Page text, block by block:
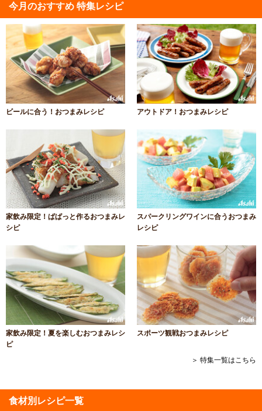
今月のおすすめ 特集レシピ
ビールに合う！おつまみレシピ アウトドア！おつまみレシピ
家飲み限定！ぱぱっと作るおつまみレ
シピ
スパークリングワインに合うおつまみ
レシピ
家飲み限定！夏を楽しむおつまみレシ
ピ
スポーツ観戦おつまみレシピ
＞ 特集一覧はこちら
食材別レシピ一覧